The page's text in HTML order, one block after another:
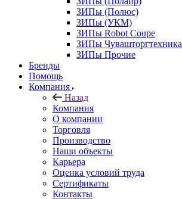
ЗИПы (Полюс)
ЗИПы (УКМ)
ЗИПы Robot Coupe
ЗИПы Чувашторгтехника
ЗИПы Прочие
Бренды
Помощь
Компания
Назад
Компания
О компании
Торговля
Производство
Наши объекты
Карьера
Оценка условий труда
Сертификаты
Контакты